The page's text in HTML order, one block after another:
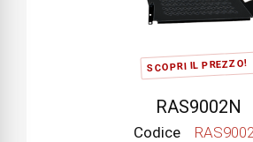
SCOPRI IL PREZZO!
RAS9002N
Codice